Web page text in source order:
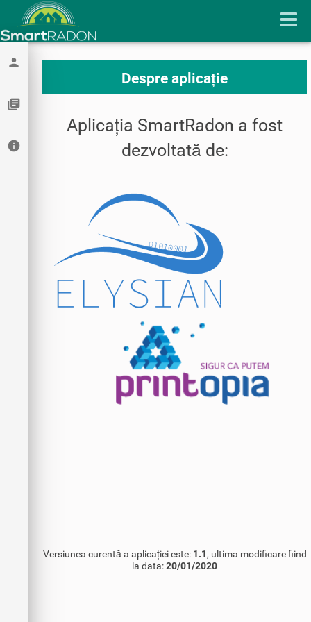
person
library_books
info
Despre aplicație
Aplicația SmartRadon a fost
dezvoltată de:
Versiunea curentă a aplicației este: 1.1, ultima modificare fiind
la data:20/01/2020